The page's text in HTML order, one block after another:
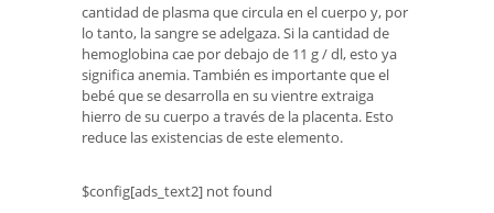
cantidad de plasma que circula en el cuerpo y, por
lo tanto, la sangre se adelgaza. Si la cantidad de
hemoglobina cae por debajo de 11 g / dl, esto ya
significa anemia. También es importante que el
bebé que se desarrolla en su vientre extraiga
hierro de su cuerpo a través de la placenta. Esto
reduce las existencias de este elemento.
$config[ads_text2] not found